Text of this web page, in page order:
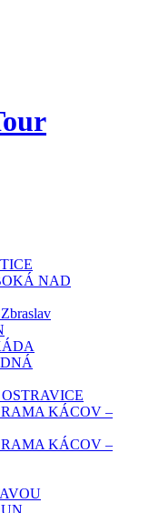
NAD
KÁCOV –
KÁCOV –